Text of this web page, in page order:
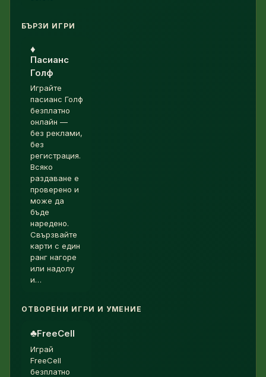
БЪРЗИ ИГРИ
♦︎
Пасианс
Голф
Играйте
пасианс Голф
безплатно
онлайн —
без реклами,
без
регистрация.
Всяко
раздаване е
проверено и
може да
бъде
наредено.
Свързвайте
карти с един
ранг нагоре
или надолу
и…
ОТВОРЕНИ ИГРИ И УМЕНИЕ
♣︎FreeCell
Играй
FreeCell
безплатно